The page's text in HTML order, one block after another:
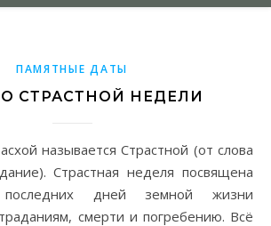
ПАМЯТНЫЕ ДАТЫ
СТРАСТНОЙ НЕДЕЛИ
Страстная неделя посвящена
последних дней земной жизни
смерти и погребению. Всё